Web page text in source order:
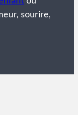
sourire,